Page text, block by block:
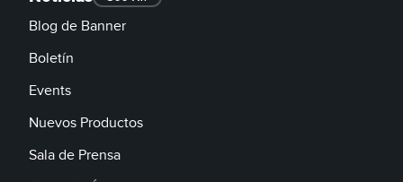
Blog de Banner
Boletín
Events
Nuevos Productos
Sala de Prensa